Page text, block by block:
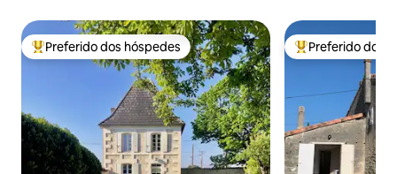
Entre os melhores preferidos dos hóspedes
Preferido dos hóspedes Entre os
Preferido dos